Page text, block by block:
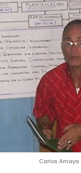
Carlos Amaya